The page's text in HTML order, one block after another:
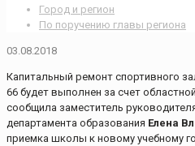
Город и регион
По поручению главы региона
03.08.2018
Капитальный ремонт спортивного
66 будет выполнен за счет
сообщила заместитель
департамента образования Елена
приемка школы к новому учебному